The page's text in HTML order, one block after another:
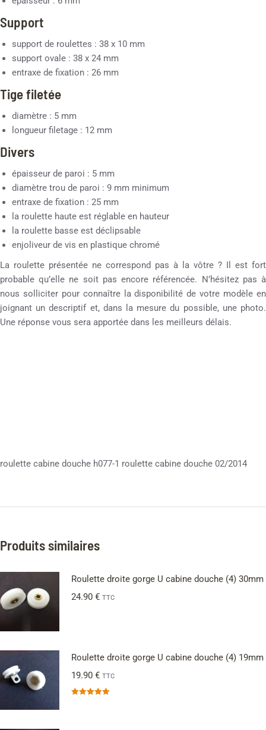
Support
support de roulettes : 38 x 10 mm
support ovale : 38 x 24 mm
entraxe de fixation : 26 mm
Tige filetée
diamètre : 5 mm
longueur filetage : 12 mm
Divers
épaisseur de paroi : 5 mm
diamètre trou de paroi : 9 mm minimum
entraxe de fixation : 25 mm
la roulette haute est réglable en hauteur
la roulette basse est déclipsable
enjoliveur de vis en plastique chromé
La roulette présentée ne correspond pas à la vôtre ? Il est fort
probable qu’elle ne soit pas encore référencée. N’hésitez pas à
nous solliciter pour connaître la disponibilité de votre modèle en
joignant un descriptif et, dans la mesure du possible, une photo.
Une réponse vous sera apportée dans les meilleurs délais.
roulette cabine douche h077-1 roulette cabine douche 02/2014
Produits similaires
Roulette droite gorge U cabine douche (4) 30mm
24.90 € TTC
Roulette droite gorge U cabine douche (4) 19mm
19.90 € TTC